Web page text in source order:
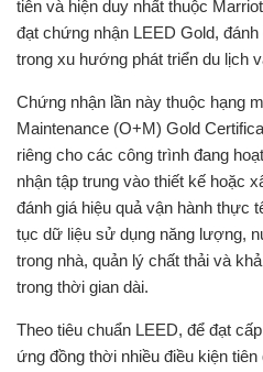
tiên và hiện duy nhất thuộc
đạt chứng nhận LEED Gold,
trong xu hướng phát triển du lịch
Chứng nhận lần này thuộc hạng
Maintenance (O+M) Gold
riêng cho các công trình đang
nhận tập trung vào thiết kế hoặc
đánh giá hiệu quả vận hành thực
tục dữ liệu sử dụng năng lượng,
trong nhà, quản lý chất thải và
trong thời gian dài.
Theo tiêu chuẩn LEED, để đạt
ứng đồng thời nhiều điều kiện